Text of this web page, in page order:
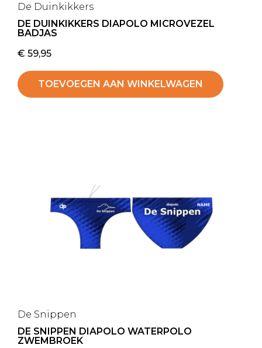
De Duinkikkers
DE DUINKIKKERS DIAPOLO MICROVEZEL
BADJAS
€ 59,95
TOEVOEGEN AAN WINKELWAGEN
De Snippen
DE SNIPPEN DIAPOLO WATERPOLO
ZWEMBROEK